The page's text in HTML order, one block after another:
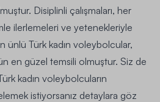
Disiplinli çalışmaları, her
ilerlemeleri ve yetenekleriyle
ünlü Türk kadın voleybolcular,
en güzel temsili olmuştur. Siz de
kadın voleybolcuların
istiyorsanız detaylara göz